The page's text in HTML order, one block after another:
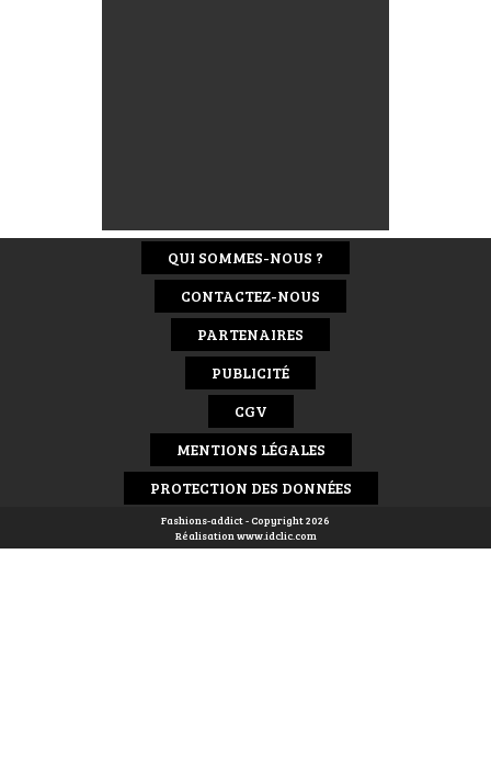
QUI SOMMES-NOUS ?
CONTACTEZ-NOUS
PARTENAIRES
PUBLICITÉ
CGV
MENTIONS LÉGALES
PROTECTION DES DONNÉES
Fashions-addict - Copyright 2026
Réalisationwww.idclic.com